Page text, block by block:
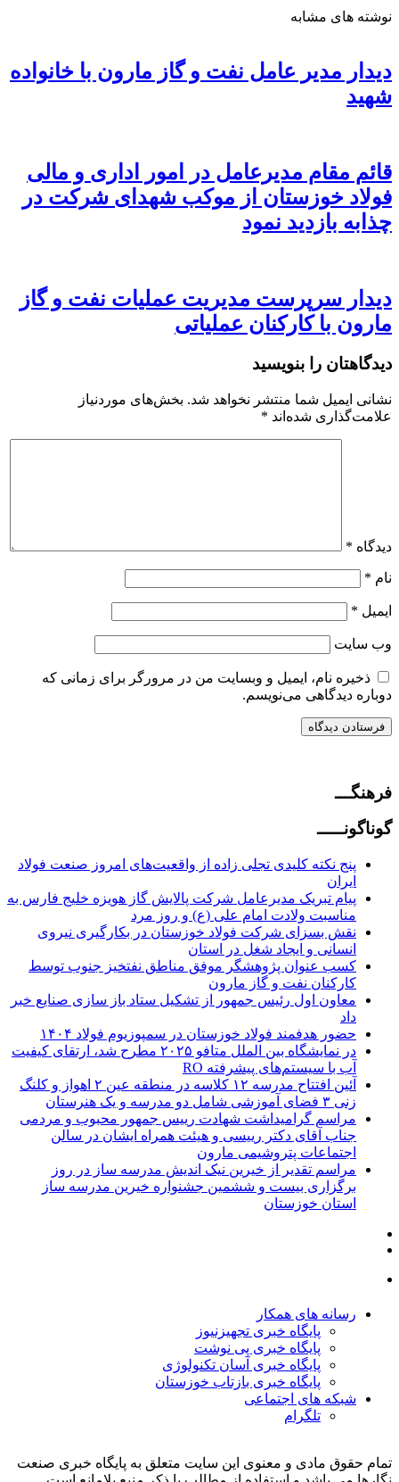
نوشته های مشابه
دیدار مدیر عامل نفت و گاز مارون با خانواده
شهید
قائم مقام مدیرعامل در امور اداری و مالی
فولاد خوزستان از موکب شهدای شرکت در
چذابه بازدید نمود
دیدار سرپرست مدیریت عملیات نفت و گاز
مارون با کارکنان عملیاتی
دیدگاهتان را بنویسید
نشانی ایمیل شما منتشر نخواهد شد. بخش‌های موردنیاز
علامت‌گذاری شده‌اند *
دیدگاه *
نام *
ایمیل *
وب‌ سایت
ذخیره نام، ایمیل و وبسایت من در مرورگر برای زمانی که
دوباره دیدگاهی می‌نویسم.
فرهنگـــ
گوناگونـــــ
پنج نکته کلیدی تجلی زاده از واقعیت‌های امروز صنعت فولاد
ایران
پیام تبریک مدیرعامل شرکت پالایش گاز هویزه خلیج فارس به
مناسبت ولادت امام علی (ع) و روز مرد
نقش بسزای شرکت فولاد خوزستان در بکارگیری نیروی
انسانی و ایجاد شغل در استان
کسب عنوان پژوهشگر موفق مناطق نفتخیز جنوب توسط
کارکنان نفت و گاز مارون
معاون اول رئیس جمهور از تشکیل ستاد باز سازی صنایع خبر
داد
حضور هدفمند فولاد خوزستان در سمپوزیوم فولاد ۱۴۰۴
در نمایشگاه بین الملل متافو ۲۰۲۵ مطرح شد، ارتقای کیفیت
آب با سیستم‌های پیشرفته RO
آئین افتتاح مدرسه ۱۲ کلاسه در منطقه عین ۲ اهواز و کلنگ
زنی ۳ فضای آموزشی شامل دو مدرسه و یک هنرستان
مراسم گرامیداشت شهادت رییس جمهور محبوب و مردمی
جناب آقای دکتر رییسی و هیئت همراه ایشان در سالن
اجتماعات پتروشیمی مارون
مراسم تقدیر از خیرین نیک اندیش مدرسه ساز در روز
برگزاری بیست و ششمین جشنواره خیرین مدرسه ساز
استان خوزستان
رسانه های همکار
پایگاه خبری تجهیزنیوز
پایگاه خبری پی نوشت
پایگاه خبری آسان تکنولوژی
پایگاه خبری بازتاب خوزستان
شبکه های اجتماعی
تلگرام
تمام حقوق مادی و معنوی این سایت متعلق به پایگاه خبری صنعت